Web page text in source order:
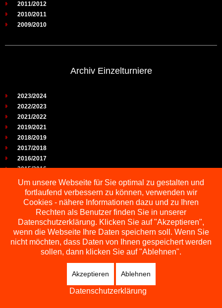
2011/2012
2010/2011
2009/2010
Archiv Einzelturniere
2023/2024
2022/2023
2021/2022
2019/2021
2018/2019
2017/2018
2016/2017
2015/2016
2014/2015
2013/2014
2012/2013
2011/2012
2010/2011
2009/2010
Copyright © 2026 Schachbezirk Sauerland
DESIGNED BY: AS DESIGNING
Um unsere Webseite für Sie optimal zu gestalten und
fortlaufend verbessern zu können, verwenden wir
Cookies - nähere Informationen dazu und zu Ihren
Rechten als Benutzer finden Sie in unserer
Datenschutzerklärung. Klicken Sie auf "Akzeptieren",
wenn die Webseite Ihre Daten speichern soll. Wenn Sie
nicht möchten, dass Daten von Ihnen gespeichert werden
sollen, dann klicken Sie auf "Ablehnen".
Akzeptieren Ablehnen
Datenschutzerklärung